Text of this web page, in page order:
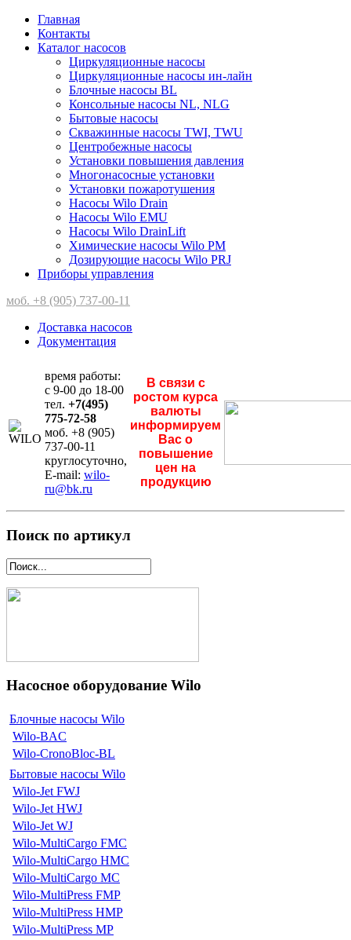
Главная
Контакты
Каталог насосов
Циркуляционные насосы
Циркуляционные насосы ин-лайн
Блочные насосы BL
Консольные насосы NL, NLG
Бытовые насосы
Скважинные насосы TWI, TWU
Центробежные насосы
Установки повышения давления
Многонасосные установки
Установки пожаротушения
Насосы Wilo Drain
Насосы Wilo EMU
Насосы Wilo DrainLift
Химические насосы Wilo PM
Дозирующие насосы Wilo PRJ
Приборы управления
моб. +8 (905) 737-00-11
Доставка насосов
Документация
время работы:
с 9-00 до 18-00
тел. +7(495)
775-72-58
моб. +8 (905)
737-00-11
круглосуточно,
E-mail: wilo-
ru@bk.ru
В связи с
ростом курса
валюты
информируем
Вас о
повышение
цен на
продукцию
Поиск по артикул
Насосное оборудование Wilo
Блочные насосы Wilo
Wilo-BAC
Wilo-CronoBloc-BL
Бытовые насосы Wilo
Wilo-Jet FWJ
Wilo-Jet HWJ
Wilo-Jet WJ
Wilo-MultiCargo FMC
Wilo-MultiCargo HMC
Wilo-MultiCargo MC
Wilo-MultiPress FMP
Wilo-MultiPress HMP
Wilo-MultiPress MP